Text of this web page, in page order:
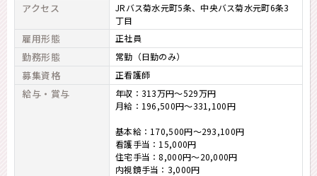
アクセス
JRバス菊水元町5条、中央バス菊水元町6条3
丁目
雇用形態 正社員
勤務形態 常勤（日勤のみ）
募集資格 正看護師
給与・賞与
年収：313万円～529万円
月給：196,500円～331,100円
基本給：170,500円～293,100円
看護手当：15,000円
住宅手当：8,000円～20,000円
内視鏡手当：3,000円